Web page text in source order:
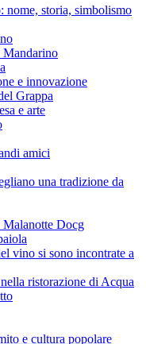
nome, storia, simbolismo
Mandarino
e innovazione
Grappa
e arte
amici
una tradizione da
Malanotte Docg
vino si sono incontrate a
ristorazione di Acqua
e cultura popolare